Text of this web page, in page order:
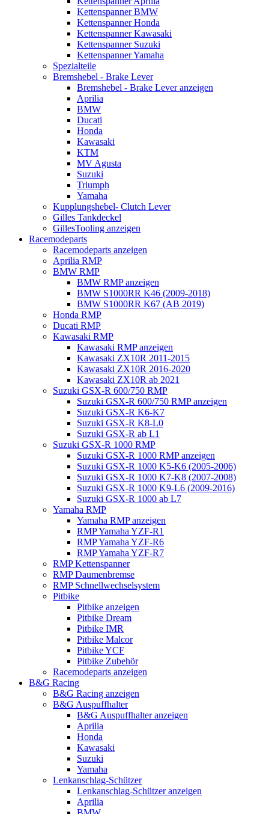
Kettenspanner BMW
Kettenspanner Honda
Kettenspanner Kawasaki
Kettenspanner Suzuki
Kettenspanner Yamaha
Spezialteile
Bremshebel - Brake Lever
Bremshebel - Brake Lever anzeigen
Aprilia
BMW
Ducati
Honda
Kawasaki
KTM
MV Agusta
Suzuki
Triumph
Yamaha
Kupplungshebel- Clutch Lever
Gilles Tankdeckel
GillesTooling anzeigen
Racemodeparts
Racemodeparts anzeigen
Aprilia RMP
BMW RMP
BMW RMP anzeigen
BMW S1000RR K46 (2009-2018)
BMW S1000RR K67 (AB 2019)
Honda RMP
Ducati RMP
Kawasaki RMP
Kawasaki RMP anzeigen
Kawasaki ZX10R 2011-2015
Kawasaki ZX10R 2016-2020
Kawasaki ZX10R ab 2021
Suzuki GSX-R 600/750 RMP
Suzuki GSX-R 600/750 RMP anzeigen
Suzuki GSX-R K6-K7
Suzuki GSX-R K8-L0
Suzuki GSX-R ab L1
Suzuki GSX-R 1000 RMP
Suzuki GSX-R 1000 RMP anzeigen
Suzuki GSX-R 1000 K5-K6 (2005-2006)
Suzuki GSX-R 1000 K7-K8 (2007-2008)
Suzuki GSX-R 1000 K9-L6 (2009-2016)
Suzuki GSX-R 1000 ab L7
Yamaha RMP
Yamaha RMP anzeigen
RMP Yamaha YZF-R1
RMP Yamaha YZF-R6
RMP Yamaha YZF-R7
RMP Kettenspanner
RMP Daumenbremse
RMP Schnellwechselsystem
Pitbike
Pitbike anzeigen
Pitbike Dream
Pitbike IMR
Pitbike Malcor
Pitbike YCF
Pitbike Zubehör
Racemodeparts anzeigen
B&G Racing
B&G Racing anzeigen
B&G Auspuffhalter
B&G Auspuffhalter anzeigen
Aprilia
Honda
Kawasaki
Suzuki
Yamaha
Lenkanschlag-Schützer
Lenkanschlag-Schützer anzeigen
Aprilia